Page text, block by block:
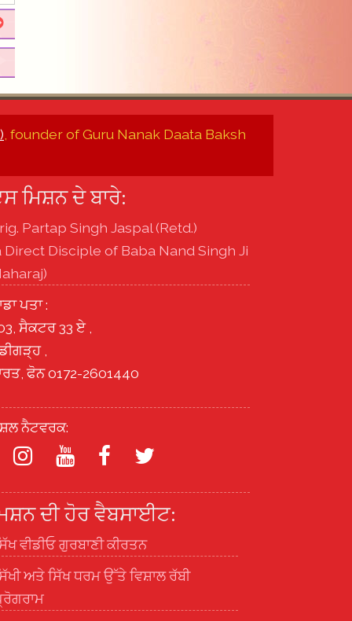
, founder of Guru Nanak Daata Baksh
ਮਿਸ਼ਨ ਦੇ ਬਾਰੇ:
Partap Singh Jaspal (Retd.)
Direct Disciple of Baba Nand Singh Ji
ਪਤਾ :
ਸੈਕਟਰ 33 ਏ ,
,
ਫੋਨ 0172-2601440
ਨੈਟਵਰਕ:
ਦੀ ਹੋਰ ਵੈਬਸਾਈਟ:
ਵੀਡੀਓ ਗੁਰਬਾਣੀ ਕੀਰਤਨ
ਅਤੇ ਸਿੱਖ ਧਰਮ ਉੱਤੇ ਵਿਸ਼ਾਲ ਰੱਬੀ